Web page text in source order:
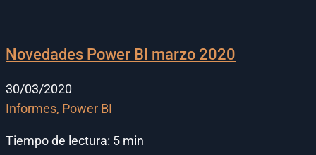
Novedades Power BI marzo 2020
30/03/2020
Informes, Power BI
Tiempo de lectura: 5 min